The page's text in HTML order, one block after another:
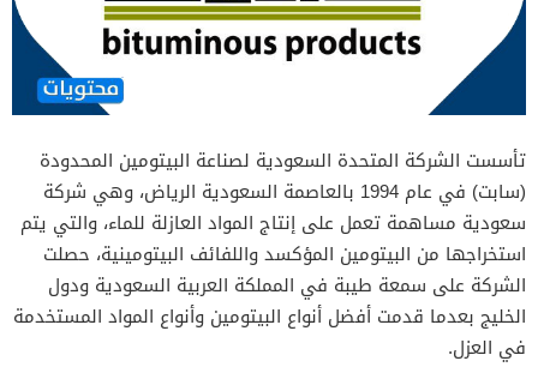
تأسست الشركة المتحدة السعودية لصناعة البيتومين المحدودة
(سابت) في عام 1994 بالعاصمة السعودية الرياض، وهي شركة
سعودية مساهمة تعمل على إنتاج المواد العازلة للماء، والتي يتم
استخراجها من البيتومين المؤكسد واللفائف البيتومينية، حصلت
الشركة على سمعة طيبة في المملكة العربية السعودية ودول
الخليج بعدما قدمت أفضل أنواع البيتومين وأنواع المواد المستخدمة
في العزل.